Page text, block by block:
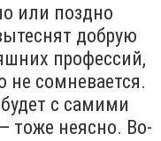
или поздно
добрую
профессий,
не сомневается.
с самими
тоже неясно. Во-